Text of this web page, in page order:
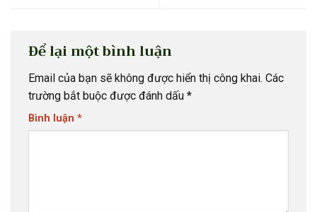
Để lại một bình luận
Email của bạn sẽ không được hiển thị công khai. Các
trường bắt buộc được đánh dấu *
Bình luận *